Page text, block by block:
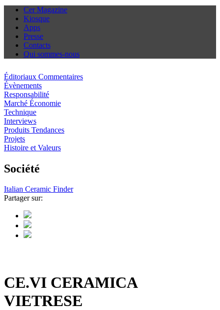
Cer Magazine
Kiosque
Apps
Presse
Contacts
Qui sommes-nous
Éditoriaux Commentaires
Évènements
Responsabilité
Marché Économie
Technique
Interviews
Produits Tendances
Projets
Histoire et Valeurs
Société
Italian Ceramic Finder
Partager sur:
CE.VI CERAMICA
VIETRESE